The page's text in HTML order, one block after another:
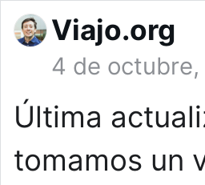
Viajo.org
4 de
Última
tomamos un